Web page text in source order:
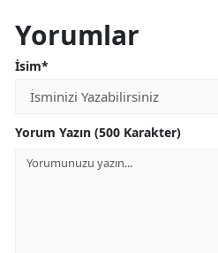
Yorumlar
İsim*
Yorum Yazın (500 Karakter)